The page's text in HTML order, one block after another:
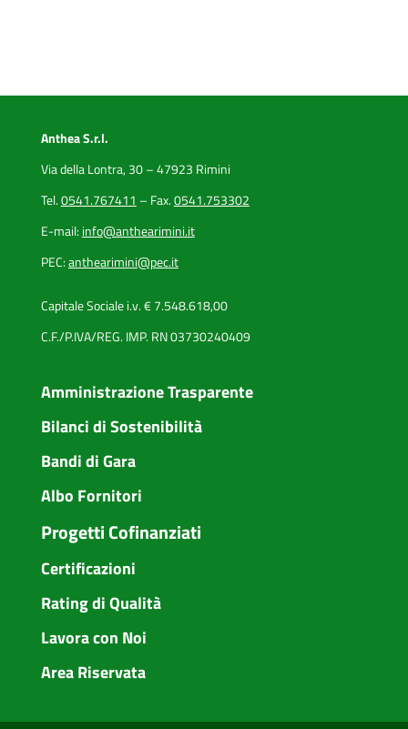
Anthea S.r.l.
Via della Lontra, 30 – 47923 Rimini
Tel.0541.767411 – Fax.0541.753302
E-mail: info@anthearimini.it
PEC:anthearimini@pec.it
Capitale Sociale i.v. € 7.548.618,00
C.F./P.IVA/REG. IMP. RN 03730240409
Amministrazione Trasparente
Bilanci di Sostenibilità
Bandi di Gara
Albo Fornitori
Progetti Cofinanziati
Certificazioni
Rating di Qualità
Lavora con Noi
Area Riservata